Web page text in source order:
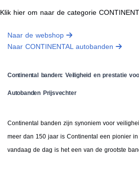
Klik hier om naar de categorie
Naar de webshop
Naar CONTINENTAL autobanden
Continental banden: Veiligheid en prestatie
Autobanden Prijsvechter
Continental banden zijn synoniem voor
meer dan 150 jaar is Continental een pionier
vandaag de dag is het een van de grootste